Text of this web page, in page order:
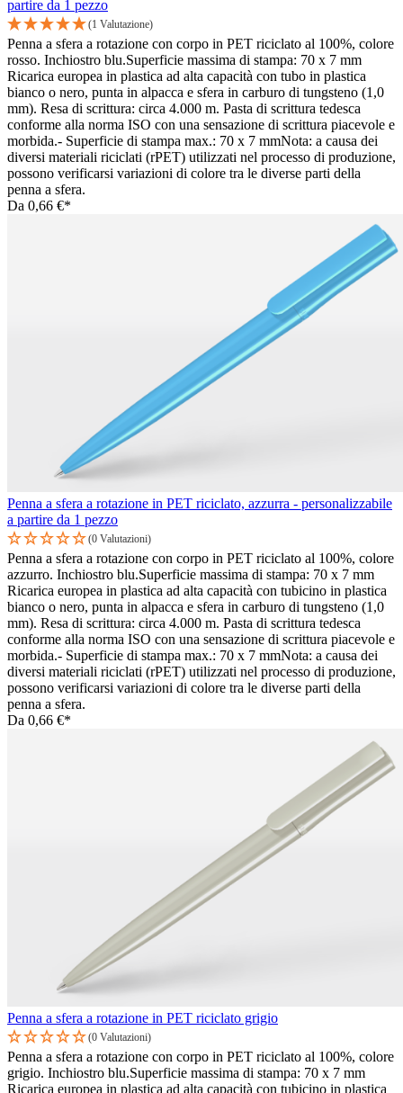
partire da 1 pezzo
(1 Valutazione)
Penna a sfera a rotazione con corpo in PET riciclato al 100%, colore
rosso. Inchiostro blu.Superficie massima di stampa: 70 x 7 mm
Ricarica europea in plastica ad alta capacità con tubo in plastica
bianco o nero, punta in alpacca e sfera in carburo di tungsteno (1,0
mm). Resa di scrittura: circa 4.000 m. Pasta di scrittura tedesca
conforme alla norma ISO con una sensazione di scrittura piacevole e
morbida.- Superficie di stampa max.: 70 x 7 mmNota: a causa dei
diversi materiali riciclati (rPET) utilizzati nel processo di produzione,
possono verificarsi variazioni di colore tra le diverse parti della
penna a sfera.
Da 0,66 €*
Penna a sfera a rotazione in PET riciclato, azzurra - personalizzabile
a partire da 1 pezzo
(0 Valutazioni)
Penna a sfera a rotazione con corpo in PET riciclato al 100%, colore
azzurro. Inchiostro blu.Superficie massima di stampa: 70 x 7 mm
Ricarica europea in plastica ad alta capacità con tubicino in plastica
bianco o nero, punta in alpacca e sfera in carburo di tungsteno (1,0
mm). Resa di scrittura: circa 4.000 m. Pasta di scrittura tedesca
conforme alla norma ISO con una sensazione di scrittura piacevole e
morbida.- Superficie di stampa max.: 70 x 7 mmNota: a causa dei
diversi materiali riciclati (rPET) utilizzati nel processo di produzione,
possono verificarsi variazioni di colore tra le diverse parti della
penna a sfera.
Da 0,66 €*
Penna a sfera a rotazione in PET riciclato grigio
(0 Valutazioni)
Penna a sfera a rotazione con corpo in PET riciclato al 100%, colore
grigio. Inchiostro blu.Superficie massima di stampa: 70 x 7 mm
Ricarica europea in plastica ad alta capacità con tubicino in plastica